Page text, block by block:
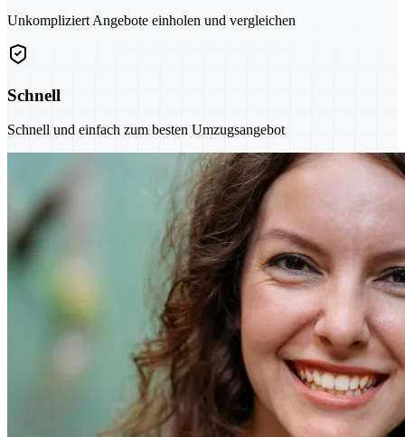
Unkompliziert Angebote einholen und vergleichen
Schnell
Schnell und einfach zum besten Umzugsangebot